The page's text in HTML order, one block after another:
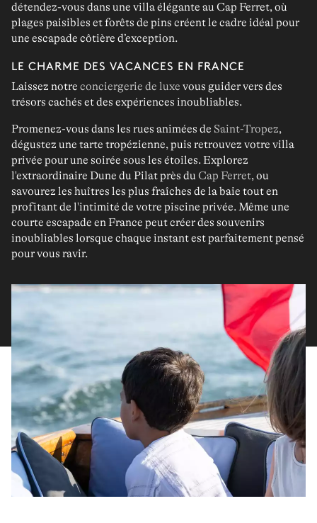
détendez-vous dans une villa élégante au Cap Ferret,où
plages paisibles et forêts de pins créent le cadre idéal pour
une escapade côtière d’exception.
LE CHARME DES VACANCES EN FRANCE
Laissez notre conciergerie de luxe vous guider vers des
trésors cachés et des expériences inoubliables.
Promenez-vous dans les rues animées de Saint-Tropez,
dégustez une tarte tropézienne, puis retrouvez votre villa
privée pour une soirée sous les étoiles. Explorez
l'extraordinaire Dune du Pilat près duCap Ferret, ou
savourez les huîtres les plus fraîches de la baie tout en
profitant de l'intimité de votre piscine privée. Même une
courte escapade en France peut créer des souvenirs
inoubliables lorsque chaque instant est parfaitement pensé
pour vous ravir.